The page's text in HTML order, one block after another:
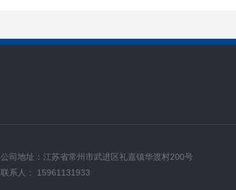
公司地址：江苏省常州市武进区礼嘉镇华渡村200号
联系人： 15961131933